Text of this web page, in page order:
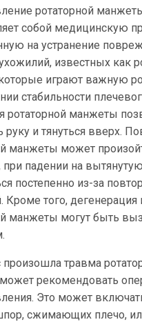
ротаторной
собой медицинскую
на устранение
известных как
играют важную
стабильности
ротаторной манжеты
руку и тянуться вверх.
манжеты может
падении на
постепенно из-за
Кроме того,
манжеты могут быть
произошла травма
рекомендовать
Это может
сжимающих плечо,